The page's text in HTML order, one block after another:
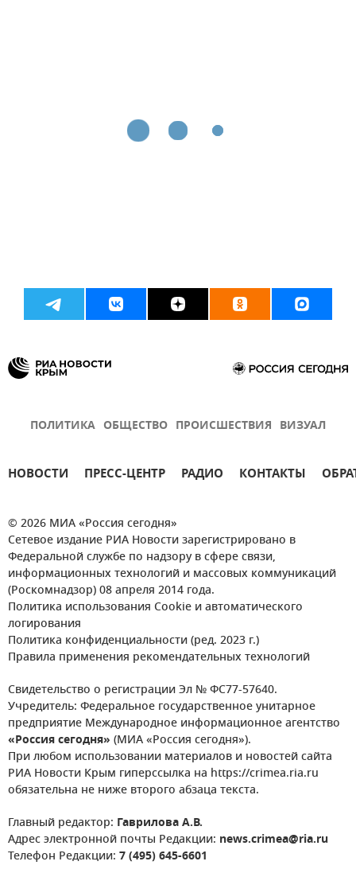
ПОЛИТИКА ОБЩЕСТВО ПРОИСШЕСТВИЯ ВИЗУАЛ
НОВОСТИ ПРЕСС-ЦЕНТР РАДИО КОНТАКТЫ
© 2026 МИА «Россия сегодня»
Сетевое издание РИА Новости зарегистрировано в
Федеральной службе по надзору в сфере связи,
информационных технологий и массовых коммуникаций
(Роскомнадзор) 08 апреля 2014 года.
Политика использования Cookie и автоматического
логирования
Политика конфиденциальности (ред. 2023 г.)
Правила применения рекомендательных технологий
Свидетельство о регистрации Эл № ФС77-57640.
Учредитель: Федеральное государственное унитарное
предприятие Международное информационное агентство
«Россия сегодня» (МИА «Россия сегодня»).
При любом использовании материалов и новостей сайта
РИА Новости Крым гиперссылка на https://crimea.ria.ru
обязательна не ниже второго абзаца текста.
Главный редактор: Гаврилова А.В.
Адрес электронной почты Редакции: news.crimea@ria.ru
Телефон Редакции: 7 (495) 645-6601